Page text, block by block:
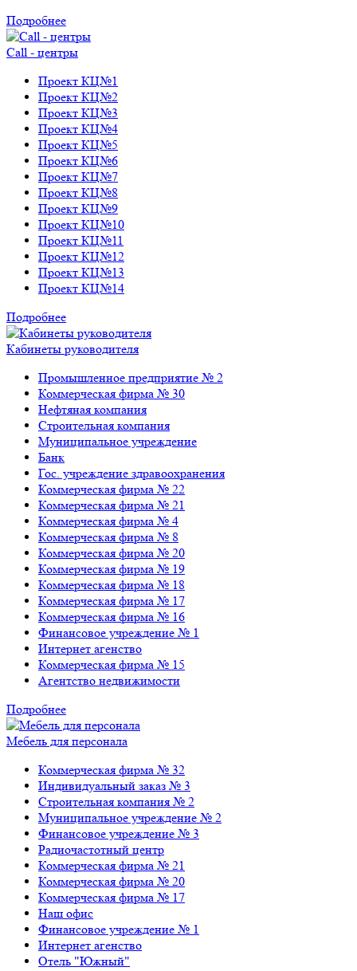
Подробнее
Call - центры
Проект КЦ№1
Проект КЦ№2
Проект КЦ№3
Проект КЦ№4
Проект КЦ№5
Проект КЦ№6
Проект КЦ№7
Проект КЦ№8
Проект КЦ№9
Проект КЦ№10
Проект КЦ№11
Проект КЦ№12
Проект КЦ№13
Проект КЦ№14
Подробнее
Кабинеты руководителя
Промышленное предприятие № 2
Коммерческая фирма № 30
Нефтяная компания
Строительная компания
Муниципальное учреждение
Банк
Гос. учреждение здравоохранения
Коммерческая фирма № 22
Коммерческая фирма № 21
Коммерческая фирма № 4
Коммерческая фирма № 8
Коммерческая фирма № 20
Коммерческая фирма № 19
Коммерческая фирма № 18
Коммерческая фирма № 17
Коммерческая фирма № 16
Финансовое учреждение № 1
Интернет агенство
Коммерческая фирма № 15
Агентство недвижимости
Подробнее
Мебель для персонала
Коммерческая фирма № 32
Индивидуальный заказ № 3
Строительная компания № 2
Муниципальное учреждение № 2
Финансовое учреждение № 3
Радиочастотный центр
Коммерческая фирма № 21
Коммерческая фирма № 20
Коммерческая фирма № 17
Наш офис
Финансовое учреждение № 1
Интернет агенство
Отель "Южный"